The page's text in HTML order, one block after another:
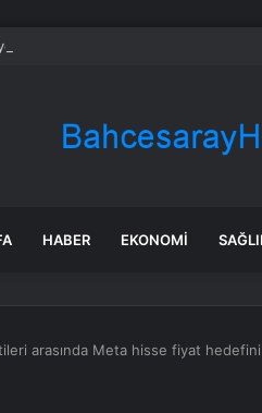
çöl sıcaklıkları: Bazı iller 40
HABER EKONOMI
arasında Meta hisse fiyat